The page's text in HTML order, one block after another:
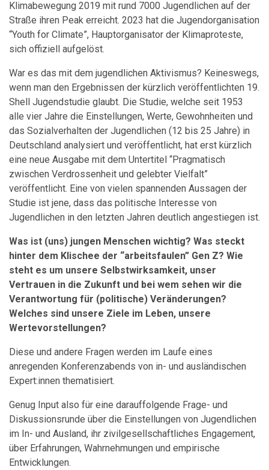
Klimabewegung 2019 mit rund 7000 Jugendlichen auf der
Straße ihren Peak erreicht. 2023 hat die Jugendorganisation
“Youth for Climate”, Hauptorganisator der Klimaproteste,
sich offiziell aufgelöst.
War es das mit dem jugendlichen Aktivismus? Keineswegs,
wenn man den Ergebnissen der kürzlich veröffentlichten 19.
Shell Jugendstudie glaubt. Die Studie, welche seit 1953
alle vier Jahre die Einstellungen, Werte, Gewohnheiten und
das Sozialverhalten der Jugendlichen (12 bis 25 Jahre) in
Deutschland analysiert und veröffentlicht, hat erst kürzlich
eine neue Ausgabe mit dem Untertitel “Pragmatisch
zwischen Verdrossenheit und gelebter Vielfalt”
veröffentlicht. Eine von vielen spannenden Aussagen der
Studie ist jene, dass das politische Interesse von
Jugendlichen in den letzten Jahren deutlich angestiegen ist.
Was ist (uns) jungen Menschen wichtig? Was steckt
hinter dem Klischee der “arbeitsfaulen” Gen Z? Wie
steht es um unsere Selbstwirksamkeit, unser
Vertrauen in die Zukunft und bei wem sehen wir die
Verantwortung für (politische) Veränderungen?
Welches sind unsere Ziele im Leben, unsere
Wertevorstellungen?
Diese und andere Fragen werden im Laufe eines
anregenden Konferenzabends von in- und ausländischen
Expert:innen thematisiert.
Genug Input also für eine darauffolgende Frage- und
Diskussionsrunde über die Einstellungen von Jugendlichen
im In- und Ausland, ihr zivilgesellschaftliches Engagement,
über Erfahrungen, Wahrnehmungen und empirische
Entwicklungen.